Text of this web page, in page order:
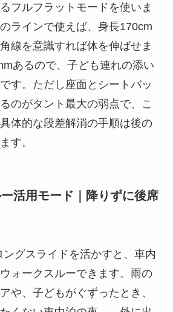
フルフラットモードを使いま
ラインで使えば、身長170cm
線を意識すれば体を伸ばせま
あるので、子ども連れの添い
す。ただし座面とシートバッ
のがタント最大の弱点で、こ
体的な段差解消の手順は後の
す。
活用モード｜降りずに後席
グスライドを活かすと、車内
ォークスルーできます。雨の
や、子どもがぐずったとき、